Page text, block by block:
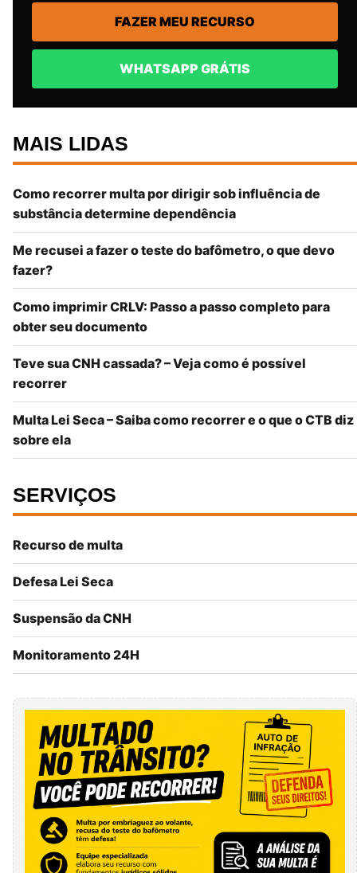
FAZER MEU RECURSO
WHATSAPP GRÁTIS
MAIS LIDAS
Como recorrer multa por dirigir sob influência de
substância determine dependência
Me recusei a fazer o teste do bafômetro, o que devo
fazer?
Como imprimir CRLV: Passo a passo completo para
obter seu documento
Teve sua CNH cassada? – Veja como é possível
recorrer
Multa Lei Seca – Saiba como recorrer e o que o CTB diz
sobre ela
SERVIÇOS
Recurso de multa
Defesa Lei Seca
Suspensão da CNH
Monitoramento 24H